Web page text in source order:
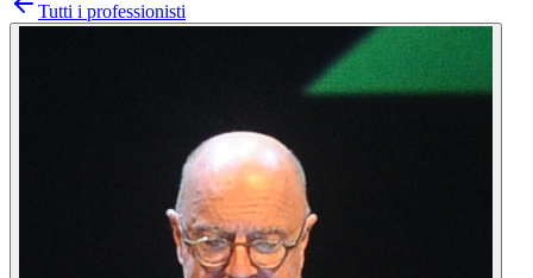
Tutti i professionisti